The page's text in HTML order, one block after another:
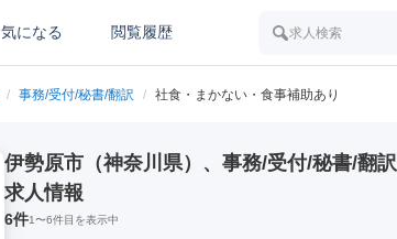
気になる 閲覧履歴 求人検索
/ 事務/受付/秘書/翻訳 / 社食・まかない・食事補助あり
伊勢原市（神奈川県）、事務/受付/秘書/翻
求人情報
6件1〜6件目を表示中